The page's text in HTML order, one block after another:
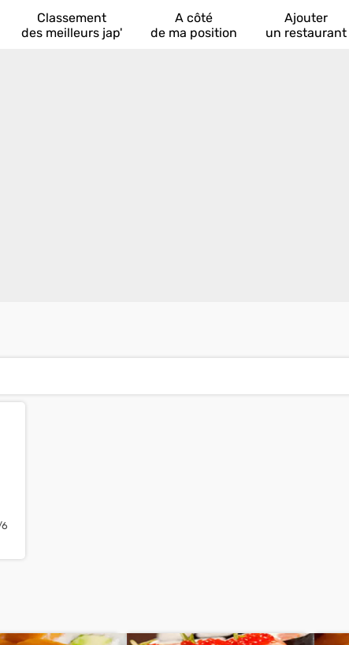
Classement
des meilleurs jap'
A côté
de ma position
Ajouter
un restaurant